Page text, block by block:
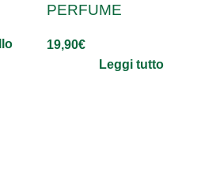
PERFUME
19,90€
Leggi tutto